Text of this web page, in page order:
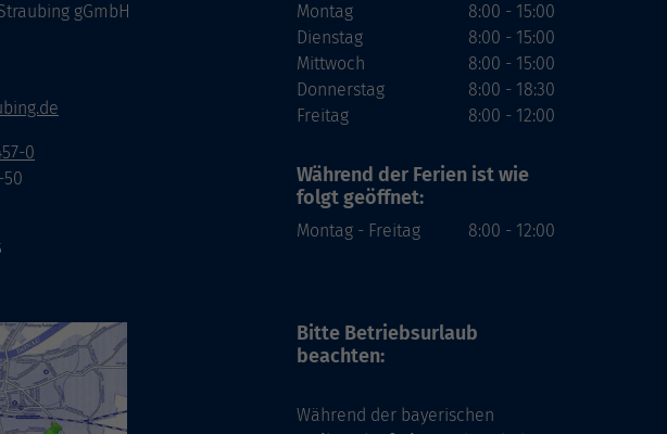
gGmbH
0
50
Montag
Dienstag
Mittwoch
Donnerstag
Freitag
8:00 - 15:00
8:00 - 15:00
8:00 - 15:00
8:00 - 18:30
8:00 - 12:00
Während der Ferien ist wie
folgt geöffnet:
Montag - Freitag 8:00 - 12:00
Bitte Betriebsurlaub
beachten:
Während der bayerischen